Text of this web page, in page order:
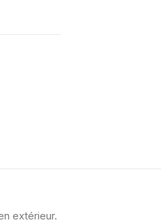
extérieur.